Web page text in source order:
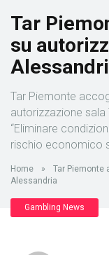
Tar
su
Tar Piemonte
autorizzazione sala
“Eliminare
rischio economico
Home »
Tar Piemonte
Alessandria
Gambling News